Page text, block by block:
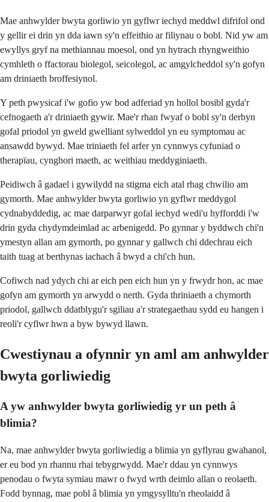
Mae anhwylder bwyta gorliwio yn gyflwr iechyd meddwl difrifol ond
y gellir ei drin yn dda iawn sy'n effeithio ar filiynau o bobl. Nid yw am
ewyllys gryf na methiannau moesol, ond yn hytrach rhyngweithio
cymhleth o ffactorau biolegol, seicolegol, ac amgylcheddol sy'n gofyn
am driniaeth broffesiynol.
Y peth pwysicaf i'w gofio yw bod adferiad yn hollol bosibl gyda'r
cefnogaeth a'r driniaeth gywir. Mae'r rhan fwyaf o bobl sy'n derbyn
gofal priodol yn gweld gwelliant sylweddol yn eu symptomau ac
ansawdd bywyd. Mae triniaeth fel arfer yn cynnwys cyfuniad o
therapïau, cynghori maeth, ac weithiau meddyginiaeth.
Peidiwch â gadael i gywilydd na stigma eich atal rhag chwilio am
gymorth. Mae anhwylder bwyta gorliwio yn gyflwr meddygol
cydnabyddedig, ac mae darparwyr gofal iechyd wedi'u hyfforddi i'w
drin gyda chydymdeimlad ac arbenigedd. Po gynnar y byddwch chi'n
ymestyn allan am gymorth, po gynnar y gallwch chi ddechrau eich
taith tuag at berthynas iachach â bwyd a chi'ch hun.
Cofiwch nad ydych chi ar eich pen eich hun yn y frwydr hon, ac mae
gofyn am gymorth yn arwydd o nerth. Gyda thriniaeth a chymorth
priodol, gallwch ddatblygu'r sgiliau a'r strategaethau sydd eu hangen i
reoli'r cyflwr hwn a byw bywyd llawn.
Cwestiynau a ofynnir yn aml am anhwylder
bwyta gorliwiedig
A yw anhwylder bwyta gorliwiedig yr un peth â
blimia?
Na, mae anhwylder bwyta gorliwiedig a blimia yn gyflyrau gwahanol,
er eu bod yn rhannu rhai tebygrwydd. Mae'r ddau yn cynnwys
penodau o fwyta symiau mawr o fwyd wrth deimlo allan o reolaeth.
Fodd bynnag, mae pobl â blimia yn ymgysylltu'n rheolaidd â